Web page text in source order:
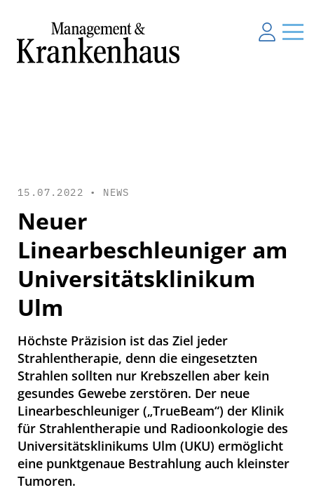
15.07.2022 • NEWS
Neuer
Linearbeschleuniger am
Universitätsklinikum
Ulm
Höchste Präzision ist das Ziel jeder
Strahlentherapie, denn die eingesetzten
Strahlen sollten nur Krebszellen aber kein
gesundes Gewebe zerstören. Der neue
Linearbeschleuniger („TrueBeam“) der Klinik
für Strahlentherapie und Radioonkologie des
Universitätsklinikums Ulm (UKU) ermöglicht
eine punktgenaue Bestrahlung auch kleinster
Tumoren.